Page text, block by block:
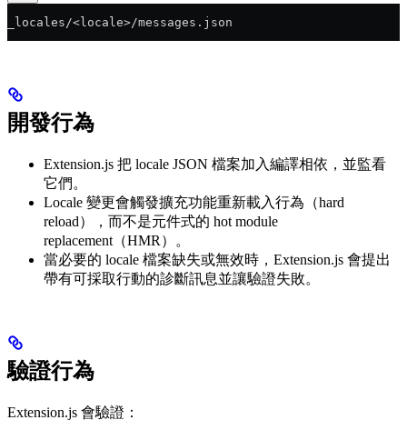
_locales/<locale>/messages.json
開發行為
Extension.js 把 locale JSON 檔案加入編譯相依，並監看
它們。
Locale 變更會觸發擴充功能重新載入行為（hard
reload），而不是元件式的 hot module
replacement（HMR）。
當必要的 locale 檔案缺失或無效時，Extension.js 會提出
帶有可採取行動的診斷訊息並讓驗證失敗。
驗證行為
Extension.js 會驗證：